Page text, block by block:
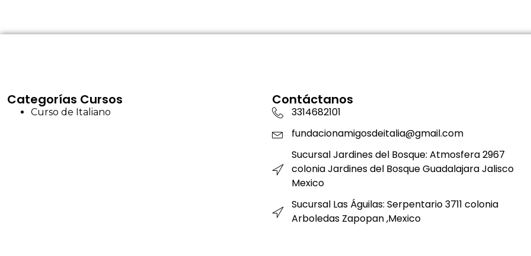
Categorías Cursos
Curso de Italiano
Contáctanos
3314682101
fundacionamigosdeitalia@gmail.com
Sucursal Jardines del Bosque: Atmosfera 2967
colonia Jardines del Bosque Guadalajara Jalisco
Mexico
Sucursal Las Águilas: Serpentario 3711 colonia
Arboledas Zapopan ,Mexico